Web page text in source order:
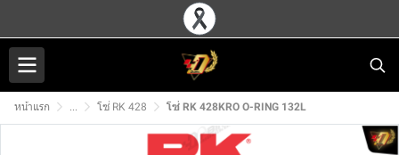
หน้าแรก ... โซ่ RK 428 โซ่ RK 428KRO O-RING 132L